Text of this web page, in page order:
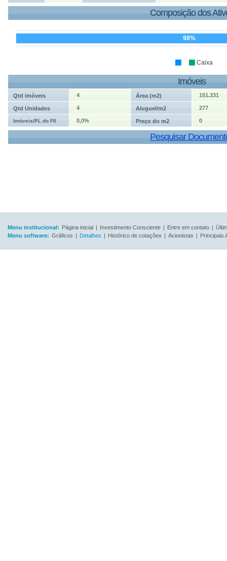
Composição dos
98%
Caixa
Imóveis
Qtd imóveis 4 Área (m2) 151.331
Qtd Unidades 4 Aluguel/m2 277
Imóveis/PL do FII 0,0% Preço do m2 0
Pesquisar
Menu institucional: Página inicial | Investimento Consciente | Entre em contato |
Menu software: Gráficos | Detalhes | Histórico de cotações | Acionistas | Principais